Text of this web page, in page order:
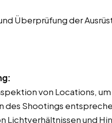
Überprüfung der
von Locations,
des Shootings
Lichtverhältnissen und